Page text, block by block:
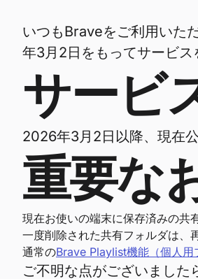
いつもBraveをご利用いた
年3月2日をもってサービス
サービ
2026年3月2日以降、現在
重要な
現在お使いの端末に保存済みの共
一度削除された共有フォルダは、
通常のBrave Playlist機能（個人用
ご不明な点がございました